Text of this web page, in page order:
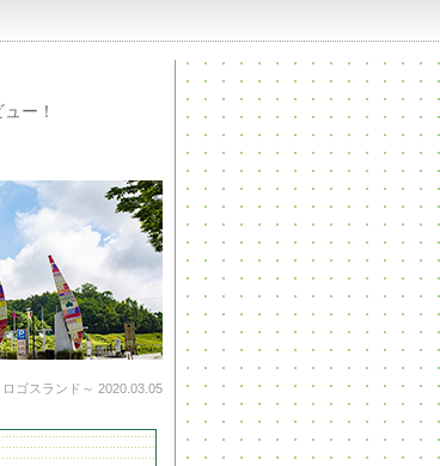
ー！
ゴスランド～ 2020.03.05